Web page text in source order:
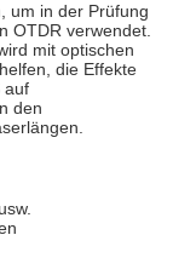
um in der Prüfung
OTDR verwendet.
mit optischen
die Effekte
auf
den